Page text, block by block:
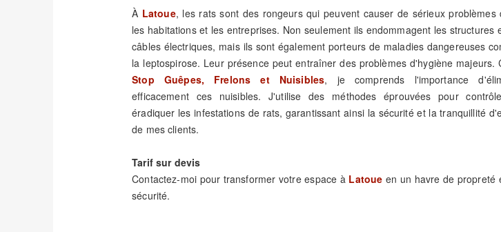
À Latoue, les rats sont des rongeurs qui peuvent causer de sérieux problèmes
les habitations et les entreprises. Non seulement ils endommagent les structures
câbles électriques, mais ils sont également porteurs de maladies dangereuses
la leptospirose. Leur présence peut entraîner des problèmes d'hygiène majeurs.
Stop Guêpes, Frelons et Nuisibles, je comprends l'importance
efficacement ces nuisibles. J'utilise des méthodes éprouvées pour
éradiquer les infestations de rats, garantissant ainsi la sécurité et la tranquillité
de mes clients.
Tarif sur devis
Contactez-moi pour transformer votre espace à Latoue en un havre de propreté
sécurité.